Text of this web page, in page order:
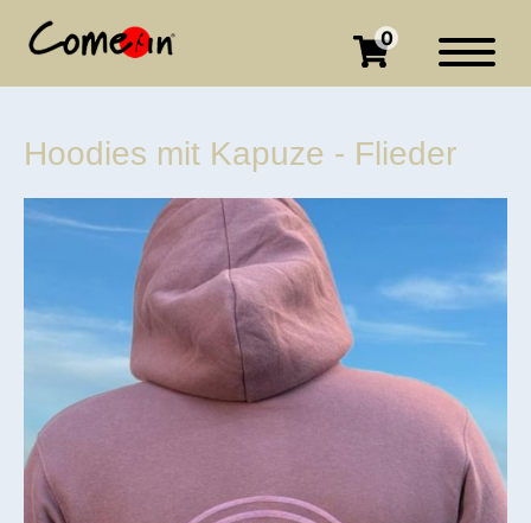
0
Hoodies mit Kapuze - Flieder